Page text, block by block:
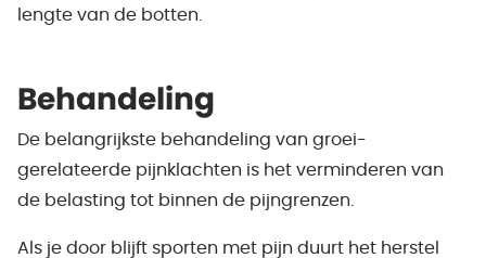
lengte van de botten.
Behandeling
De belangrijkste behandeling van groei-
gerelateerde pijnklachten is het verminderen van
de belasting tot binnen de pijngrenzen.
Als je door blijft sporten met pijn duurt het herstel